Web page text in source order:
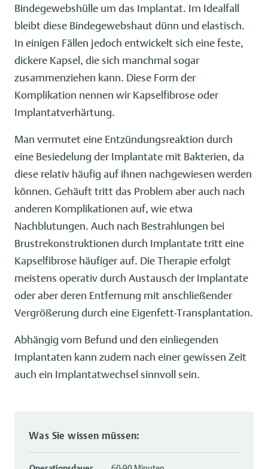
Bindegewebshülle um das Implantat. Im Idealfall
bleibt diese Bindegewebshaut dünn und elastisch.
In einigen Fällen jedoch entwickelt sich eine feste,
dickere Kapsel, die sich manchmal sogar
zusammenziehen kann. Diese Form der
Komplikation nennen wir Kapselfibrose oder
Implantatverhärtung.
Man vermutet eine Entzündungsreaktion durch
eine Besiedelung der Implantate mit Bakterien, da
diese relativ häufig auf ihnen nachgewiesen werden
können. Gehäuft tritt das Problem aber auch nach
anderen Komplikationen auf, wie etwa
Nachblutungen. Auch nach Bestrahlungen bei
Brustrekonstruktionen durch Implantate tritt eine
Kapselfibrose häufiger auf. Die Therapie erfolgt
meistens operativ durch Austausch der Implantate
oder aber deren Entfernung mit anschließender
Vergrößerung durch eine Eigenfett-Transplantation.
Abhängig vom Befund und den einliegenden
Implantaten kann zudem nach einer gewissen Zeit
auch ein Implantatwechsel sinnvoll sein.
Was Sie wissen müssen: